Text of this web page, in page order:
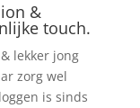
&
touch.
lekker jong
zorg wel
is sinds